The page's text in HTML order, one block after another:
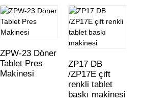
ZPW-23 Döner
Tablet Pres
Makinesi
ZP17 DB
/ZP17E çift
renkli tablet
baskı makinesi